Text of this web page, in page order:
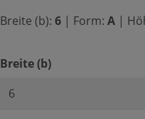
Breite (b): 6 | Form: A |
Breite (b)auswählen